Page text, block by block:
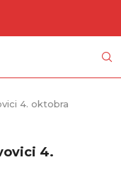
4. oktobra
4.